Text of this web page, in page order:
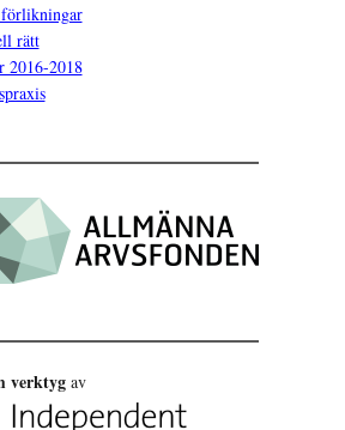
rätt
2016-2018
verktyg av